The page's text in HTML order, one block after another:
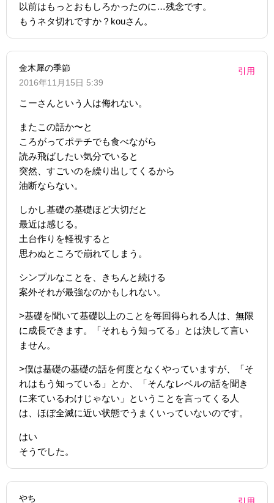
以前はもっとおもしろかったのに…残念です。
もうネタ切れですか？kouさん。
金木犀の季節
2016年11月15日 5:39
引用
こーさんという人は侮れない。
またこの話か〜と
ころがってポテチでも食べながら
読み飛ばしたい気分でいると
突然、すごいのを繰り出してくるから
油断ならない。
しかし基礎の基礎ほど大切だと
最近は感じる。
土台作りを軽視すると
思わぬところで崩れてしまう。
シンプルなことを、きちんと続ける
案外それが最強なのかもしれない。
>基礎を聞いて基礎以上のことを毎回得られる人は、無限
に成長できます。「それもう知ってる」とは決して言い
ません。
>僕は基礎の基礎の話を何度となくやっていますが、「そ
れはもう知っている」とか、「そんなレベルの話を聞き
に来ているわけじゃない」ということを言ってくる人
は、ほぼ全滅に近い状態でうまくいっていないのです。
はい
そうでした。
やち
引用